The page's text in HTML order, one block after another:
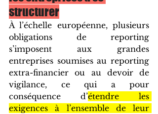
structurer
À l’échelle européenne, plusieurs
obligations de reporting
s’imposent aux grandes
entreprises soumises au reporting
extra-financier ou au devoir de
vigilance, ce qui a pour
conséquence d’étendre les
exigences à l’ensemble de leur